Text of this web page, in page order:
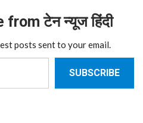
टेन न्यूज हिंदी
posts sent to your email.
SUBSCRIBE